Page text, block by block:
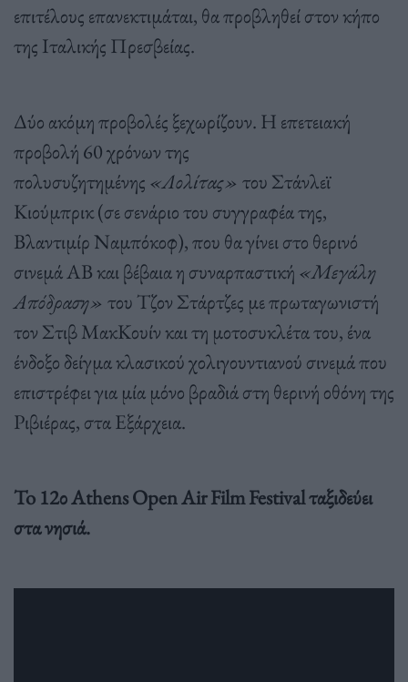
επιτέλους επανεκτιμάται, θα προβληθεί στον κήπο
της Ιταλικής Πρεσβείας.
Δύο ακόμη προβολές ξεχωρίζουν. Η επετειακή
προβολή 60 χρόνων της
πολυσυζητημένης «Λολίτας» του Στάνλεϊ
Κιούμπρικ (σε σενάριο του συγγραφέα της,
Βλαντιμίρ Ναμπόκοφ), που θα γίνει στο θερινό
σινεμά ΑΒ και βέβαια η συναρπαστική «Μεγάλη
Απόδραση» του Τζον Στάρτζες με πρωταγωνιστή
τον Στιβ ΜακΚουίν και τη μοτοσυκλέτα του, ένα
ένδοξο δείγμα κλασικού χολιγουντιανού σινεμά που
επιστρέφει για μία μόνο βραδιά στη θερινή οθόνη της
Ριβιέρας, στα Εξάρχεια.
To 12ο Athens Open Air Film Festival ταξιδεύει
στα νησιά.